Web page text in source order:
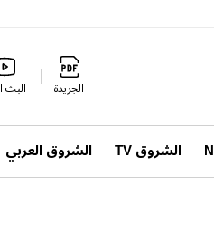
الجريدة البث
الشروق TV الشروق العربي